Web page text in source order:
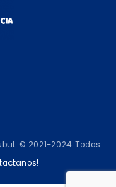
© 2021-2024. Todos